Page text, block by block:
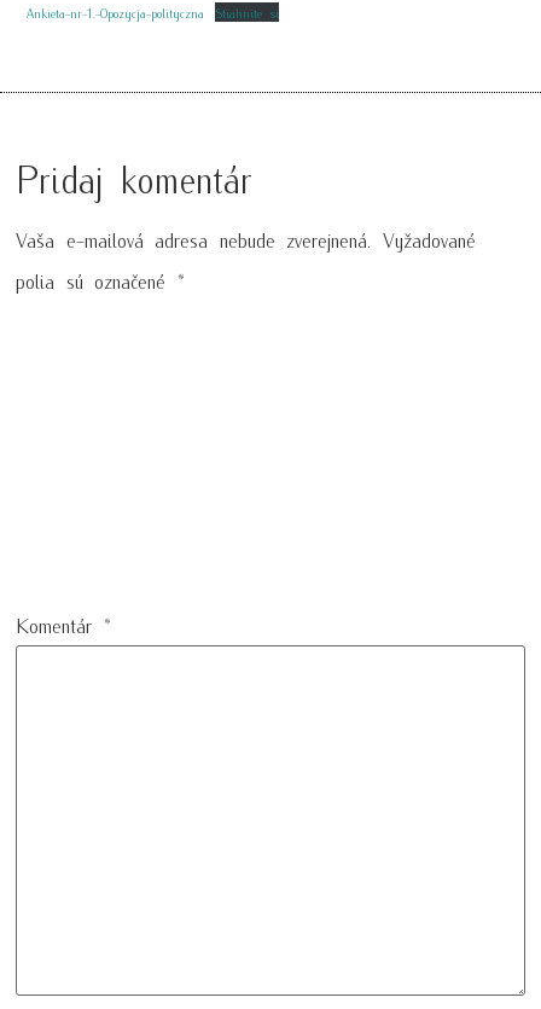
Ankieta-nr-1.-Opozycja-polityczna Stiahnite si
Pridaj komentár
Vaša e-mailová adresa nebude zverejnená. Vyžadované
polia sú označené *
Komentár *